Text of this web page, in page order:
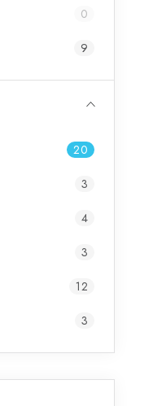
0
9
20
3
4
3
12
3